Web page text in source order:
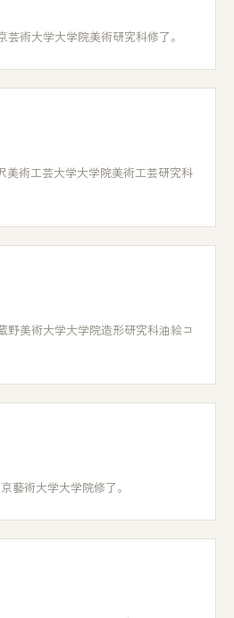
芸術大学大学院美術研究科修了。
美術工芸大学大学院美術工芸研究科
野美術大学大学院造形研究科油絵コ
藝術大学大学院修了。